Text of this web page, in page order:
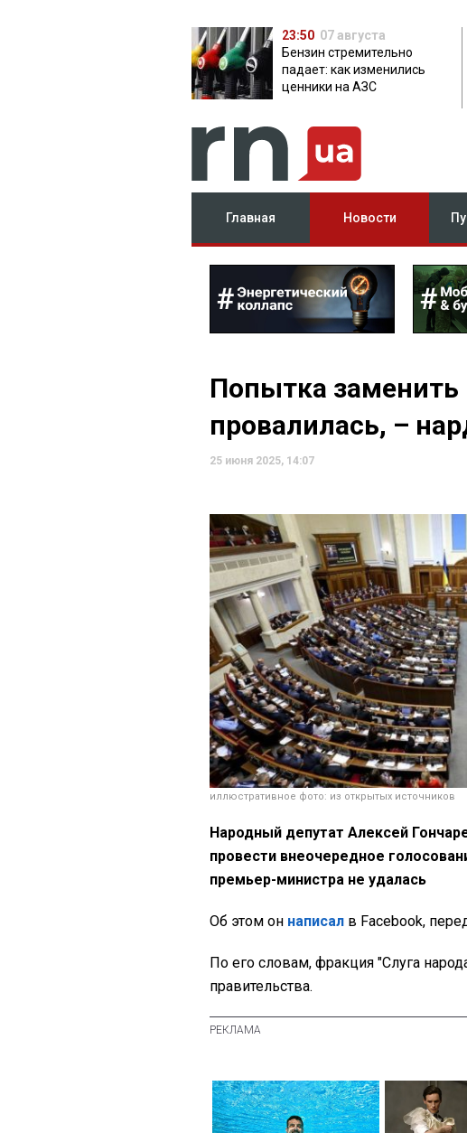
23:50 07 августа
Бензин стремительно
падает: как изменились
ценники на АЗС
Главная Новости
Попытка
провалилась, –
25 июня 2025, 14:07
иллюстративное фото: из открытых источников
Народный депутат Алексей
провести внеочередное
премьер-министра не удалась
Об этом он написал в Facebook,
По его словам, фракция "Слуга
правительства.